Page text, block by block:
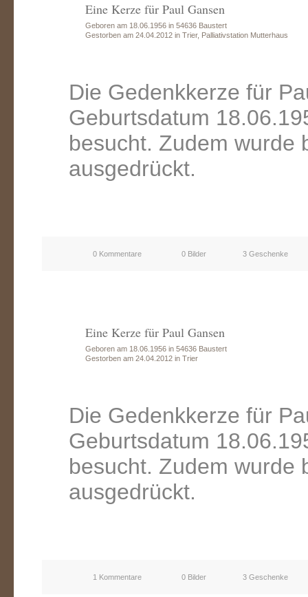
Eine Kerze für Paul Gansen
Geboren am 18.06.1956 in 54636 Baustert
Gestorben am 24.04.2012 in Trier, Palliativstation Mutterhaus
Die Gedenkkerze für
Geburtsdatum
besucht. Zudem wurde
ausgedrückt.
0 Kommentare 0 Bilder 3 Geschenke
Eine Kerze für Paul Gansen
Geboren am 18.06.1956 in 54636 Baustert
Gestorben am 24.04.2012 in Trier
Die Gedenkkerze für
Geburtsdatum
besucht. Zudem wurde
ausgedrückt.
1 Kommentare 0 Bilder 3 Geschenke